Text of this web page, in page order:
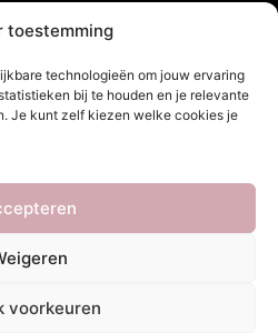
toestemming
technologieën om jouw ervaring
bij te houden en je relevante
Je kunt zelf kiezen welke cookies je
voorkeuren
rechten voorbehouden. Powered by
&YHDS